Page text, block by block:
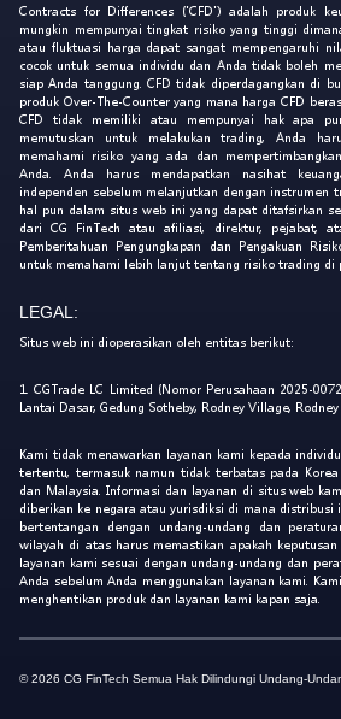
Contracts for Differences ('CFD') adalah produk
mungkin mempunyai tingkat risiko yang tinggi
atau fluktuasi harga dapat sangat mempengaruhi
cocok untuk semua individu dan Anda tidak boleh
siap Anda tanggung. CFD tidak diperdagangkan di
produk Over-The-Counter yang mana harga CFD
CFD tidak memiliki atau mempunyai hak apa
memutuskan untuk melakukan trading, Anda
memahami risiko yang ada dan
Anda. Anda harus mendapatkan nasihat
independen sebelum melanjutkan dengan instrumen
hal pun dalam situs web ini yang dapat ditafsirkan
dari CG FinTech atau afiliasi, direktur, pejabat,
Pemberitahuan Pengungkapan dan Pengakuan
untuk memahami lebih lanjut tentang risiko trading di
LEGAL:
Situs web ini dioperasikan oleh entitas berikut:
1. CGTrade LC Limited (Nomor Perusahaan 2025-
Lantai Dasar, Gedung Sotheby, Rodney Village,
Kami tidak menawarkan layanan kami kepada
tertentu, termasuk namun tidak terbatas pada Korea
dan Malaysia. Informasi dan layanan di situs web
diberikan ke negara atau yurisdiksi di mana
bertentangan dengan undang-undang dan
wilayah di atas harus memastikan apakah
layanan kami sesuai dengan undang-undang dan
Anda sebelum Anda menggunakan layanan kami.
menghentikan produk dan layanan kami kapan saja.
© 2026 CG FinTech Semua Hak Dilindungi Undang-